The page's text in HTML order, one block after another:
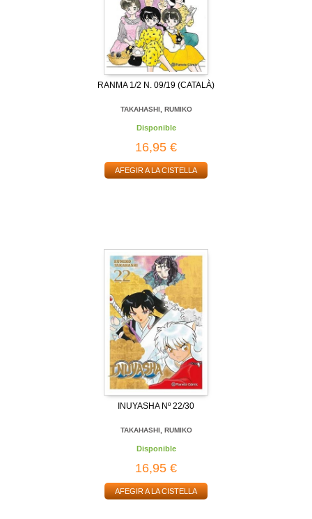
RANMA 1/2 N. 09/19 (CATALÀ)
TAKAHASHI, RUMIKO
Disponible
16,95 €
AFEGIR A LA CISTELLA
INUYASHA Nº 22/30
TAKAHASHI, RUMIKO
Disponible
16,95 €
AFEGIR A LA CISTELLA